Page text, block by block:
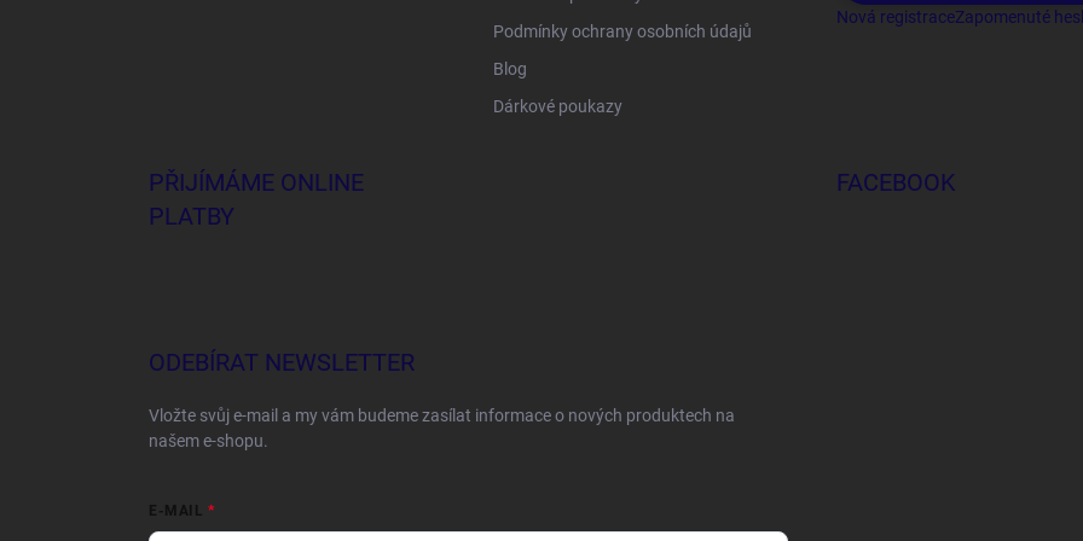
Podmínky ochrany osobních údajů
Blog
Dárkové poukazy
Nová registraceZapomenuté
PŘIJÍMÁME ONLINE
PLATBY
FACEBOOK
ODEBÍRAT NEWSLETTER
Vložte svůj e-mail a my vám budeme zasílat informace o nových produktech na
našem e-shopu.
E-MAIL